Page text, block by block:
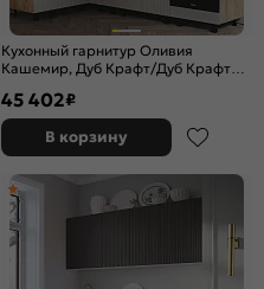
Кухонный гарнитур Оливия
Кашемир, Дуб Крафт/Дуб Крафт
45 402₽
В корзину